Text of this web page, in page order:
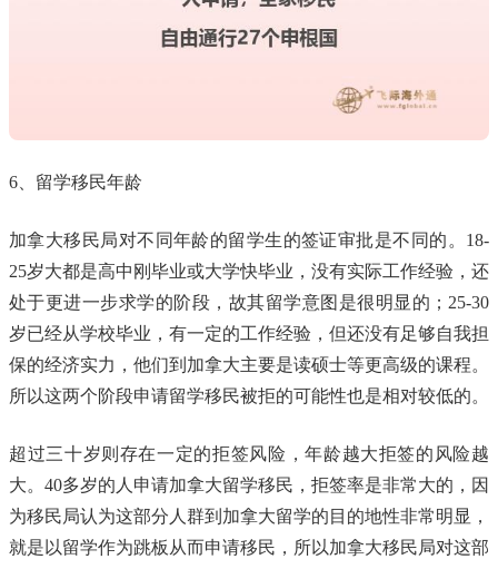
6、留学移民年龄
加拿大移民局对不同年龄的留学生的签证审批是不同的。18-
25岁大都是高中刚毕业或大学快毕业，没有实际工作经验，还
处于更进一步求学的阶段，故其留学意图是很明显的；25-30
岁已经从学校毕业，有一定的工作经验，但还没有足够自我担
保的经济实力，他们到加拿大主要是读硕士等更高级的课程。
所以这两个阶段申请留学移民被拒的可能性也是相对较低的。
超过三十岁则存在一定的拒签风险，年龄越大拒签的风险越
大。40多岁的人申请加拿大留学移民，拒签率是非常大的，因
为移民局认为这部分人群到加拿大留学的目的地性非常明显，
就是以留学作为跳板从而申请移民，所以加拿大移民局对这部